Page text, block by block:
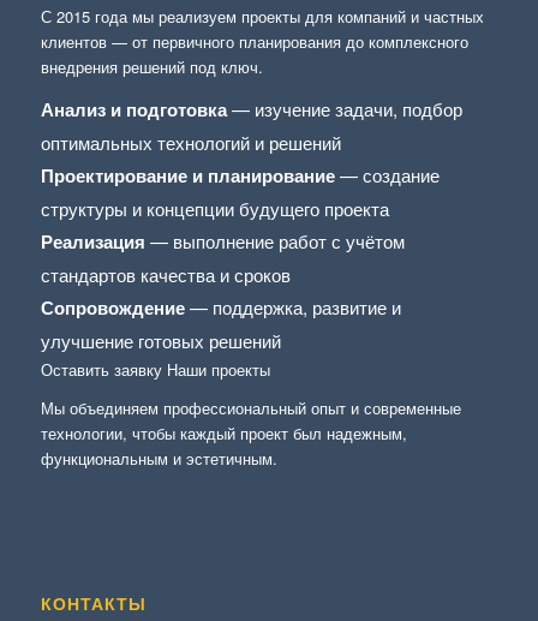
С 2015 года мы реализуем проекты для компаний и частных
клиентов — от первичного планирования до комплексного
внедрения решений под ключ.
Анализ и подготовка— изучение задачи, подбор
оптимальных технологий и решений
Проектирование и планирование— создание
структуры и концепции будущего проекта
Реализация — выполнение работ с учётом
стандартов качества и сроков
Сопровождение— поддержка, развитие и
улучшение готовых решений
Оставить заявку Наши проекты
Мы объединяем профессиональный опыт и современные
технологии, чтобы каждый проект был надежным,
функциональным и эстетичным.
КОНТАКТЫ